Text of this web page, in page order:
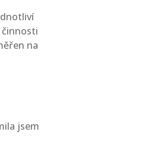
činnosti
na
jsem